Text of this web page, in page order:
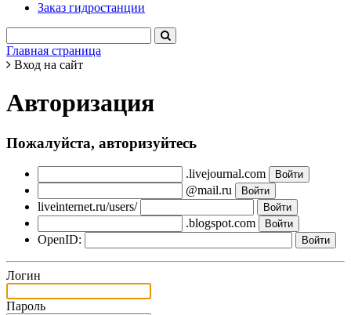
Заказ гидростанции
Главная страница
Вход на сайт
Авторизация
Пожалуйста, авторизуйтесь
.livejournal.com
@mail.ru
liveinternet.ru/users/
.blogspot.com
OpenID:
Логин
Пароль